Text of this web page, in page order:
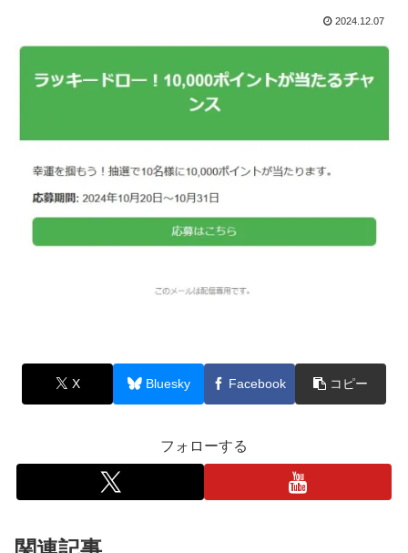
2024.12.07
X Bluesky Facebook コピー
フォローする